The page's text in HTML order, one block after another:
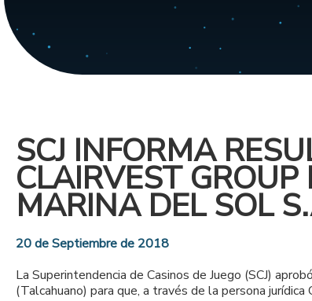
SCJ INFORMA
CLAIRVEST
MARINA DEL SOL
20 de Septiembre de 2018
La Superintendencia de Casinos de Juego (SCJ)
(Talcahuano) para que, a través de la persona